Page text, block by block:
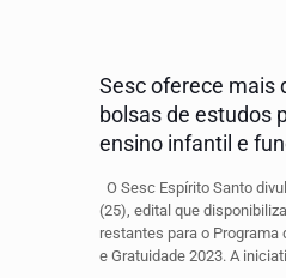
Sesc oferece mais
bolsas de estudos
ensino infantil e
O Sesc Espírito Santo
(25), edital que
restantes para o Programa
e Gratuidade 2023. A